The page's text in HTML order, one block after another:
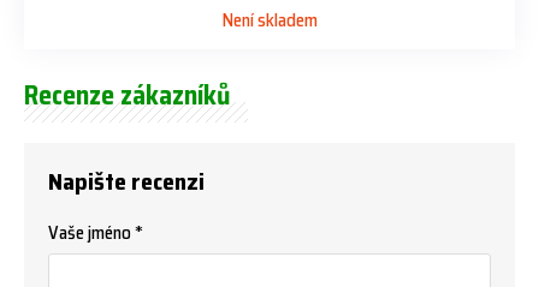
Není skladem
Recenze zákazníků
Napište recenzi
Vaše jméno *